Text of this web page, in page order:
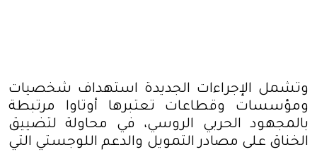
وتشمل الإجراءات الجديدة استهداف شخصيات
ومؤسسات وقطاعات تعتبرها أوتاوا مرتبطة
بالمجهود الحربي الروسي، في محاولة لتضييق
الخناق على مصادر التمويل والدعم اللوجستي التي